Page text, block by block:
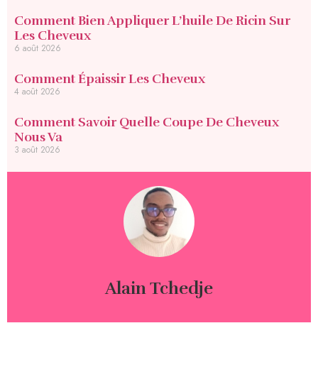
Alain Tchedje
Comment Bien Appliquer L’huile De Ricin Sur
Les Cheveux
6 août 2026
Comment Épaissir Les Cheveux
4 août 2026
Comment Savoir Quelle Coupe De Cheveux
Nous Va
3 août 2026